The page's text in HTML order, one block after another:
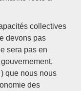
collectives
devons pas
sera pas en
que nous nous
des